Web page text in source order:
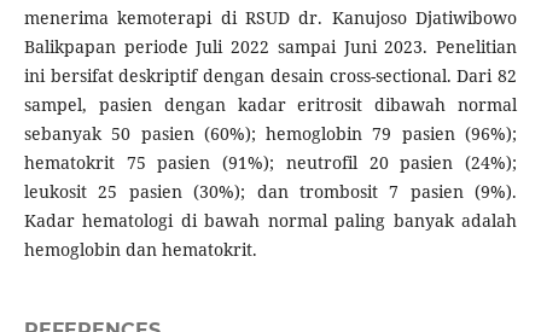
menerima kemoterapi di RSUD dr. Kanujoso Djatiwibowo
Balikpapan periode Juli 2022 sampai Juni 2023. Penelitian
ini bersifat deskriptif dengan desain cross-sectional. Dari 82
sampel, pasien dengan kadar eritrosit dibawah normal
sebanyak 50 pasien (60%); hemoglobin 79 pasien (96%);
hematokrit 75 pasien (91%); neutrofil 20 pasien (24%);
leukosit 25 pasien (30%); dan trombosit 7 pasien (9%).
Kadar hematologi di bawah normal paling banyak adalah
hemoglobin dan hematokrit.